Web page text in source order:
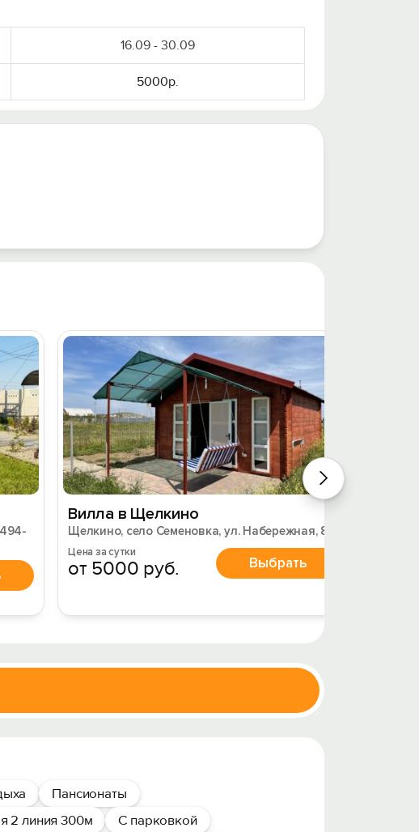
16.09 - 30.09
5000р.
Вилла в Щелкино
Щелкино, село Семеновка, ул. Набережная, 86
Цена за сутки
от 5000 руб. Выбрать
Пансионаты
2 линия 300м С парковкой